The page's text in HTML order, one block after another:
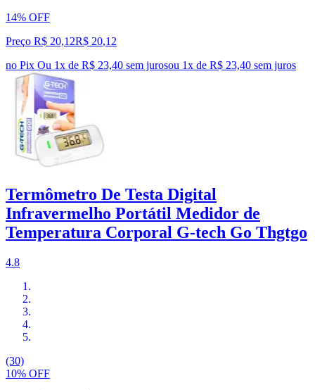
14% OFF
Preço R$ 20,12R$ 20,12
no Pix Ou 1x de R$ 23,40 sem jurosou 1x de R$ 23,40 sem juros
Termômetro De Testa Digital
Infravermelho Portátil Medidor de
Temperatura Corporal G-tech Go Thgtgo
4.8
(30)
10% OFF